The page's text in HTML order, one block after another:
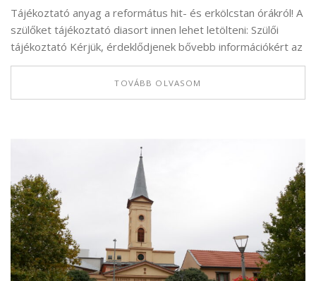
Tájékoztató anyag a református hit- és erkölcstan órákról! A
szülőket tájékoztató diasort innen lehet letölteni: Szülői
tájékoztató Kérjük, érdeklődjenek bővebb információkért az
TOVÁBB OLVASOM